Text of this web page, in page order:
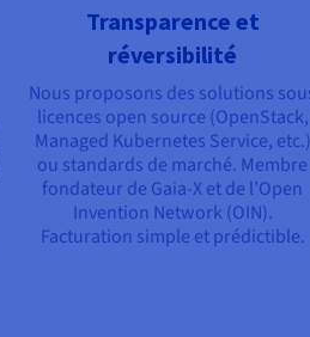
Transparence et
réversibilité
Nous proposons des solutions
licences open source (OpenStack,
Managed Kubernetes Service, etc.)
ou standards de marché. Membre
fondateur de Gaia-X et de l’Open
Invention Network (OIN).
Facturation simple et prédictible.